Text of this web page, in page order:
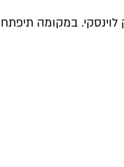
במקומה תיפתח